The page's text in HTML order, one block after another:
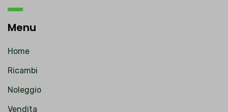
Menu
Home
Ricambi
Noleggio
Vendita